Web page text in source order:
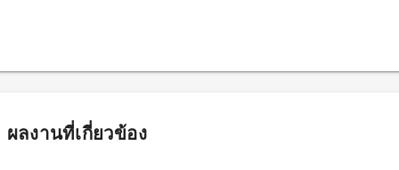
ผลงานที่เกี่ยวข้อง